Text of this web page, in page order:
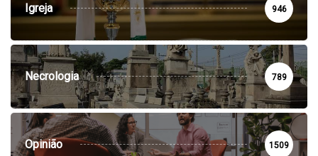
Igreja 946
Necrologia 789
Opinião 1509